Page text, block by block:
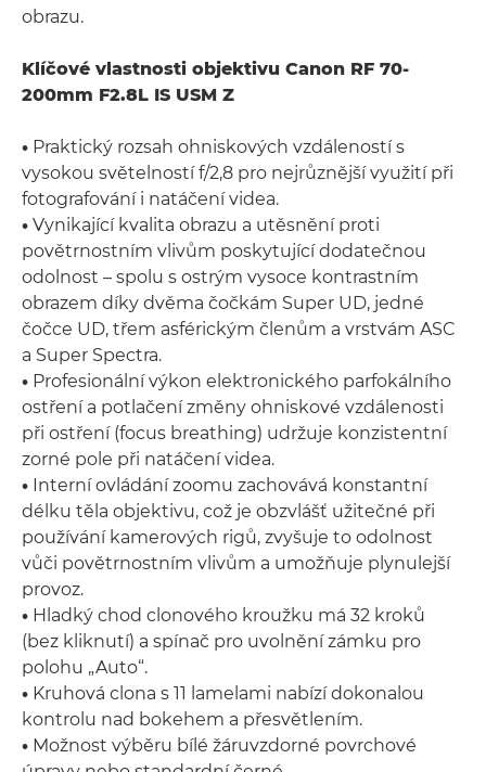
obrazu.
Klíčové vlastnosti objektivu Canon RF 70-
200mm F2.8L IS USM Z
• Praktický rozsah ohniskových vzdáleností s
vysokou světelností f/2,8 pro nejrůznější využití při
fotografování i natáčení videa.
• Vynikající kvalita obrazu a utěsnění proti
povětrnostním vlivům poskytující dodatečnou
odolnost – spolu s ostrým vysoce kontrastním
obrazem díky dvěma čočkám Super UD, jedné
čočce UD, třem asférickým členům a vrstvám ASC
a Super Spectra.
• Profesionální výkon elektronického parfokálního
ostření a potlačení změny ohniskové vzdálenosti
při ostření (focus breathing) udržuje konzistentní
zorné pole při natáčení videa.
• Interní ovládání zoomu zachovává konstantní
délku těla objektivu, což je obzvlášť užitečné při
používání kamerových rigů, zvyšuje to odolnost
vůči povětrnostním vlivům a umožňuje plynulejší
provoz.
• Hladký chod clonového kroužku má 32 kroků
(bez kliknutí) a spínač pro uvolnění zámku pro
polohu „Auto“.
• Kruhová clona s 11 lamelami nabízí dokonalou
kontrolu nad bokehem a přesvětlením.
• Možnost výběru bílé žáruvzdorné povrchové